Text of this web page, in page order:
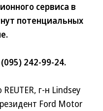
сервиса в
потенциальных
242-99-24.
г-н Lindsey
Ford Motor